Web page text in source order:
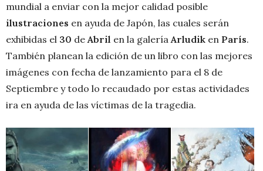
mundial a enviar con la mejor calidad posible
ilustraciones en ayuda de Japón, las cuales serán
exhibidas el 30 deAbril en la galeríaArludik en París.
También planean la edición de un libro con las mejores
imágenes con fecha de lanzamiento para el 8 de
Septiembre y todo lo recaudado por estas actividades
ira en ayuda de las víctimas de la tragedia.